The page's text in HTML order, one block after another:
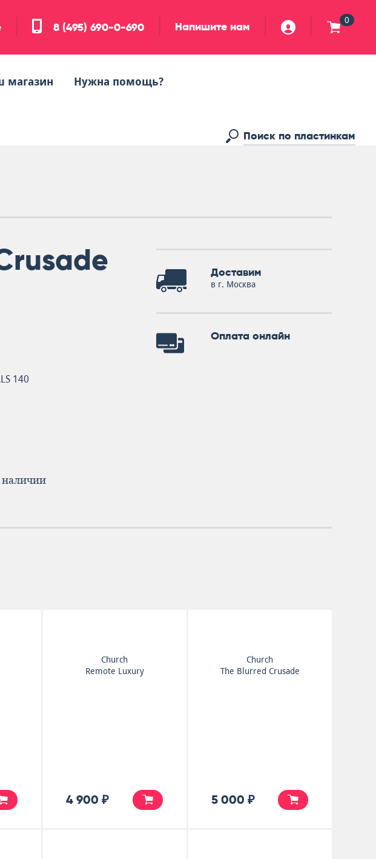
8 (495) 690-0-690 Напишите нам 0
магазин Нужна помощь?
140
наличии
Доставим
в г. Москва
Оплата онлайн
Church
Remote Luxury
4 900 ₽
Church
The Blurred Crusade
5 000 ₽